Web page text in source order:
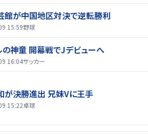
館が中国地区対決で逆転勝利
15:59野球
の神童 開幕戦でJデビューへ
16:04サッカー
が決勝進出 兄妹Vに王手
15:22卓球